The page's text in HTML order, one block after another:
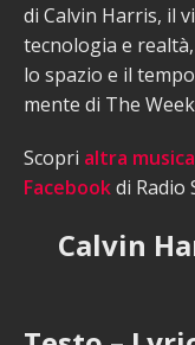
di Calvin Harris, il
tecnologia e
lo spazio e il
mente di The
Scopri altra musica
Facebookdi Radio
Calvin